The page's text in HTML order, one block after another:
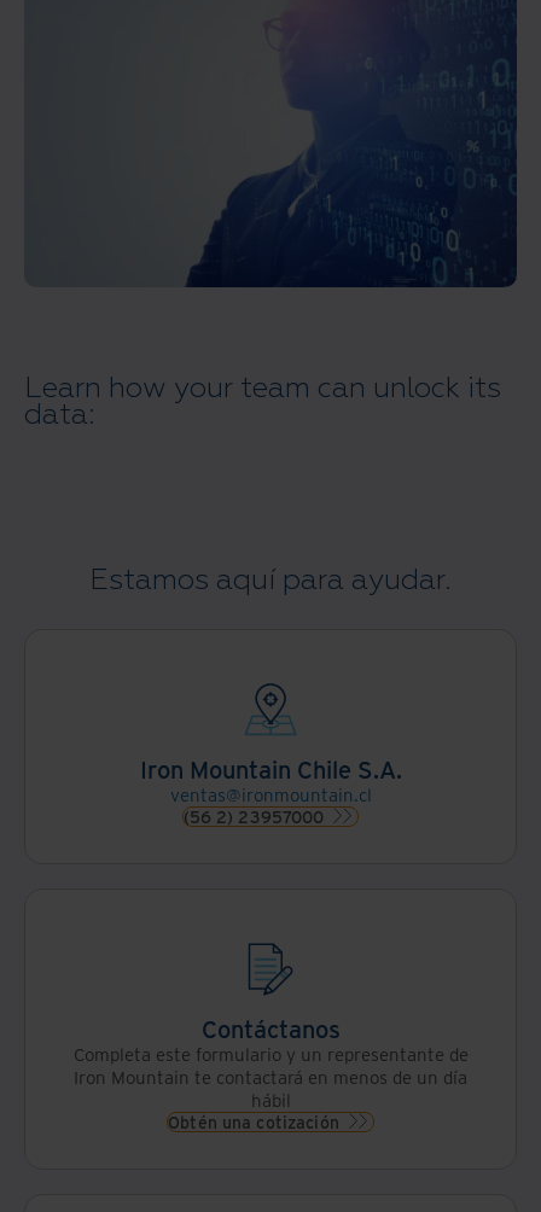
Learn how your team can unlock its
data:
Estamos aquí para ayudar.
Iron Mountain Chile S.A.
ventas@ironmountain.cl
(56 2) 23957000
Contáctanos
Completa este formulario y un representante de
Iron Mountain te contactará en menos de un día
hábil
Obtén una cotización